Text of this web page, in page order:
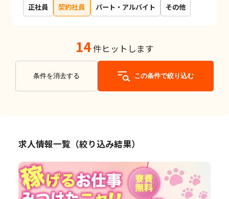
正社員 契約社員 パート・アルバイト その他
14件ヒットします
条件を消去する この条件で絞り込む
求人情報一覧（絞り込み結果）